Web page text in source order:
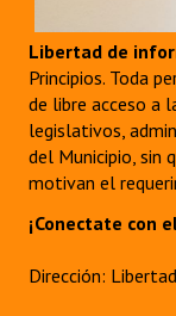
Libertad de
Principios. Toda
de libre acceso a
legislativos,
del Municipio, sin
motivan el
¡Conectate con
Dirección: